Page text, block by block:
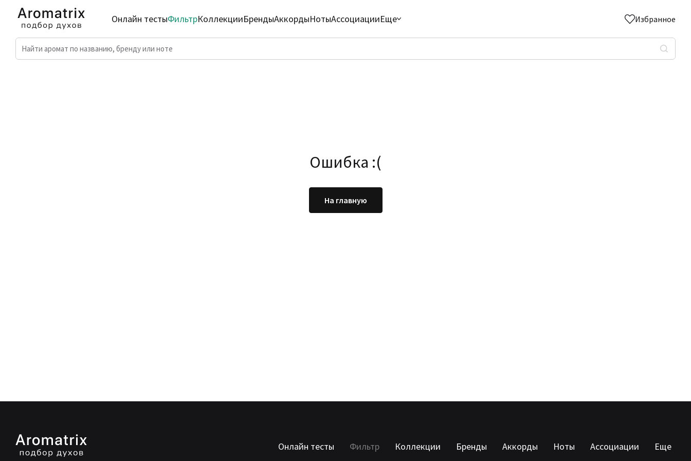
Онлайн тестыФильтрКоллекцииБрендыАккордыНотыАссоциацииЕще Избранное
Ошибка :(
На главную
Онлайн тесты Фильтр Коллекции Бренды Аккорды Ноты Ассоциации Еще